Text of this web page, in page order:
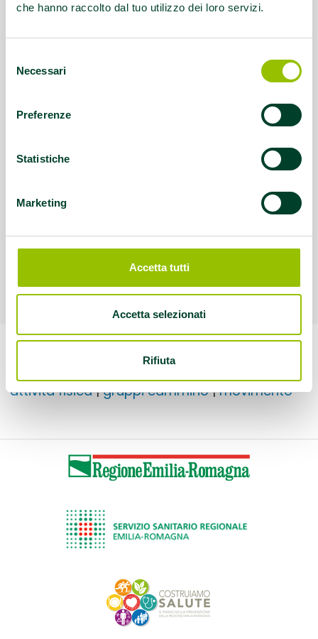
che hanno raccolto dal tuo utilizzo dei loro servizi.
delNecessari
Preferenze
Statistiche
Marketing
Accetta tutti
Accetta selezionati
Rifiuta
attività fisica|gruppi cammino|movimento